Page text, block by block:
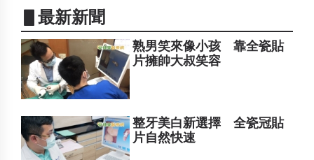
▋最新新聞
熟男笑來像小孩 靠全瓷貼
片擁帥大叔笑容
整牙美白新選擇 全瓷冠貼
片自然快速